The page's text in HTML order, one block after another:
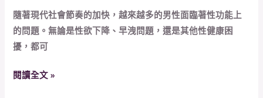
作
用？
如
安
隨著現代社會節奏的加快，越來越多的男性面臨著性功能上
的問題。無論是性欲下降、早洩問題，還是其他性健康困
擾，都可
到
天
亮
間
閱讀全文 »